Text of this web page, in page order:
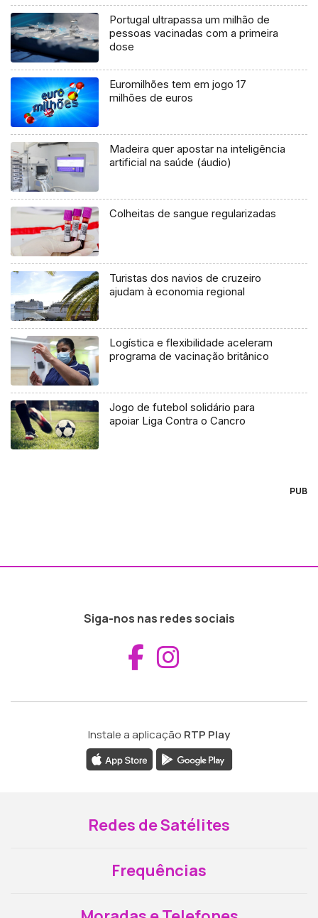
Portugal ultrapassa um milhão de
pessoas vacinadas com a primeira
dose
Euromilhões tem em jogo 17
milhões de euros
Madeira quer apostar na inteligência
artificial na saúde (áudio)
Colheitas de sangue regularizadas
Turistas dos navios de cruzeiro
ajudam à economia regional
Logística e flexibilidade aceleram
programa de vacinação britânico
Jogo de futebol solidário para
apoiar Liga Contra o Cancro
PUB
Siga-nos nas redes sociais
Aceder ao
Instale a aplicação RTP Play
Redes de Satélites
Frequências